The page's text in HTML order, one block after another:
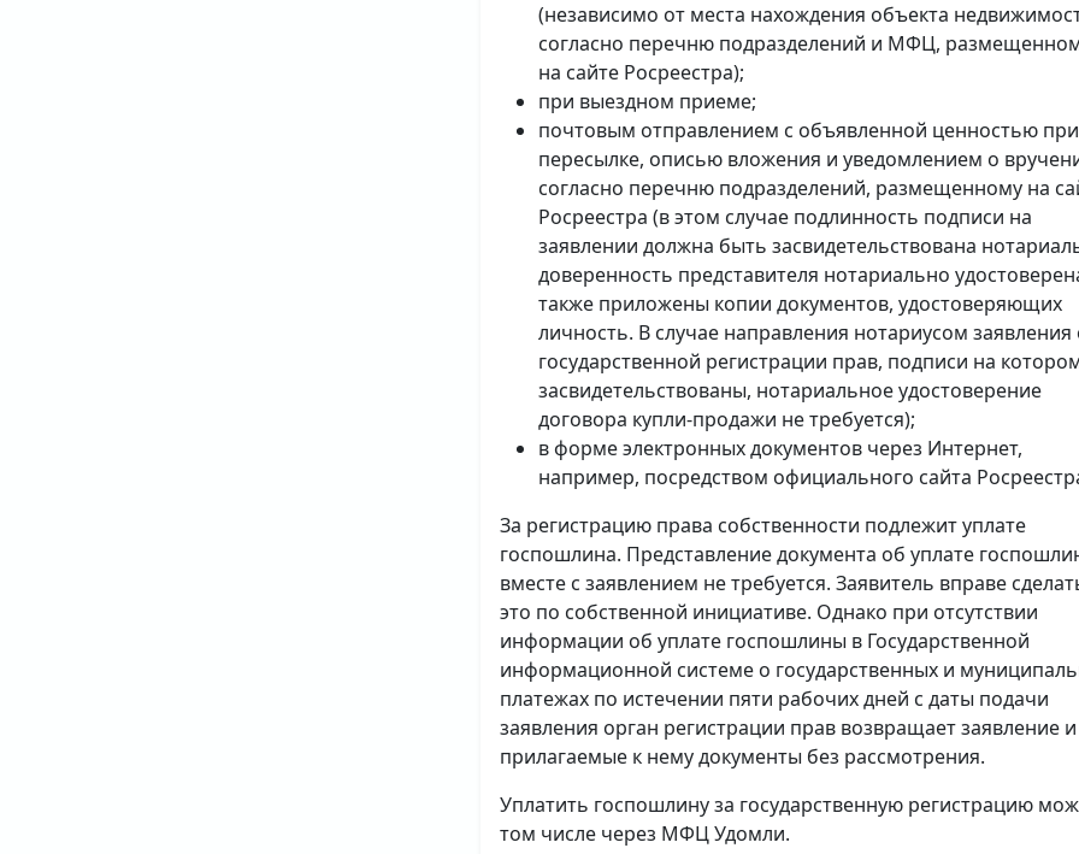
(независимо от места нахождения объекта
согласно перечню подразделений и МФЦ,
на сайте Росреестра);
при выездном приеме;
почтовым отправлением с объявленной ценностью при
пересылке, описью вложения и уведомлением о
согласно перечню подразделений, размещенному на
Росреестра (в этом случае подлинность подписи на
заявлении должна быть засвидетельствована
доверенность представителя нотариально
также приложены копии документов, удостоверяющих
личность. В случае направления нотариусом заявления
государственной регистрации прав, подписи на
засвидетельствованы, нотариальное удостоверение
договора купли-продажи не требуется);
в форме электронных документов через Интернет,
например, посредством официального сайта
За регистрацию права собственности подлежит уплате
госпошлина. Представление документа об уплате
вместе с заявлением не требуется. Заявитель вправе
это по собственной инициативе. Однако при отсутствии
информации об уплате госпошлины в Государственной
информационной системе о государственных и
платежах по истечении пяти рабочих дней с даты подачи
заявления орган регистрации прав возвращает заявление и
прилагаемые к нему документы без рассмотрения.
Уплатить госпошлину за государственную регистрацию
том числе через МФЦ Удомли.